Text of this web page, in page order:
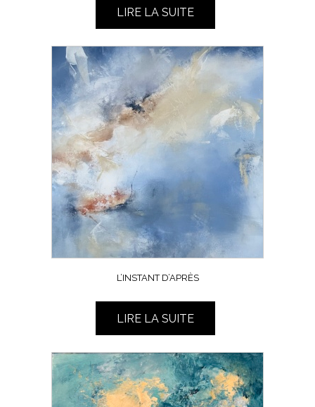
LIRE LA SUITE
L’INSTANT D’APRÈS
LIRE LA SUITE